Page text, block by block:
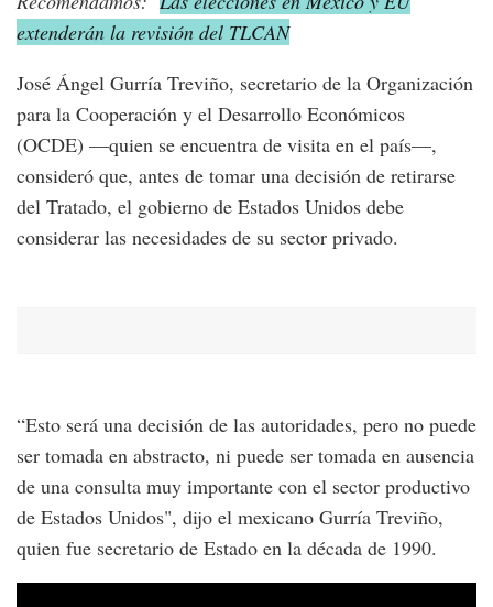
extenderán la revisión del TLCAN
José Ángel Gurría Treviño, secretario de la Organización
para la Cooperación y el Desarrollo Económicos
(OCDE) —quien se encuentra de visita en el país—,
consideró que, antes de tomar una decisión de retirarse
del Tratado, el gobierno de Estados Unidos debe
considerar las necesidades de su sector privado.
“Esto será una decisión de las autoridades, pero no puede
ser tomada en abstracto, ni puede ser tomada en ausencia
de una consulta muy importante con el sector productivo
de Estados Unidos", dijo el mexicano Gurría Treviño,
quien fue secretario de Estado en la década de 1990.